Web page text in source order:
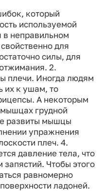
который
используемой
в неправильном
для
силы, для
2.
плечи. Иногда людям
их к ушам, то
А некоторым
грудной
развиты мышцы
упражнения
плеч. 4.
давление тела, что
Чтобы этого
равномерно
ладоней.